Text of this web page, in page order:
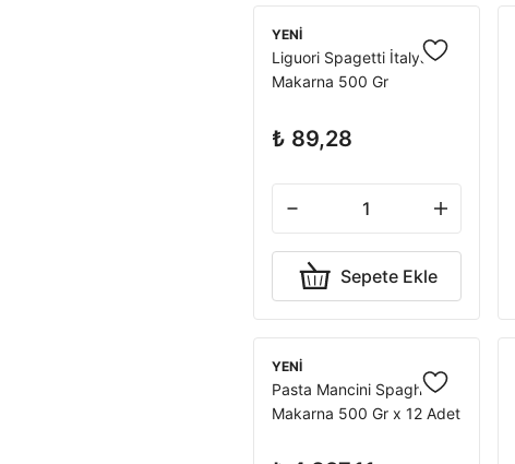
YENİ
Liguori Spagetti İtalyan
Makarna 500 Gr
₺ 89,28
Sepete Ekle
YENİ
Pasta Mancini Spaghetti
Makarna 500 Gr x 12 Adet